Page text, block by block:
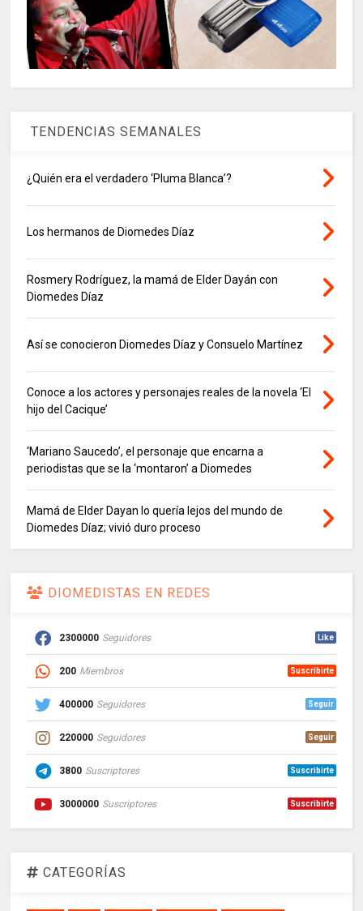
TENDENCIAS SEMANALES
¿Quién era el verdadero ‘Pluma Blanca’?
Los hermanos de Diomedes Díaz
Rosmery Rodríguez, la mamá de Elder Dayán con
Diomedes Díaz
Así se conocieron Diomedes Díaz y Consuelo Martínez
Conoce a los actores y personajes reales de la novela ‘El
hijo del Cacique’
‘Mariano Saucedo’, el personaje que encarna a
periodistas que se la ‘montaron’ a Diomedes
Mamá de Elder Dayan lo quería lejos del mundo de
Diomedes Díaz; vivió duro proceso
DIOMEDISTAS EN REDES
2300000 Seguidores Like
200 Miembros Suscribirte
400000 Seguidores Seguir
220000 Seguidores Seguir
3800 Suscriptores Suscribirte
3000000 Suscriptores Suscribirte
CATEGORÍAS